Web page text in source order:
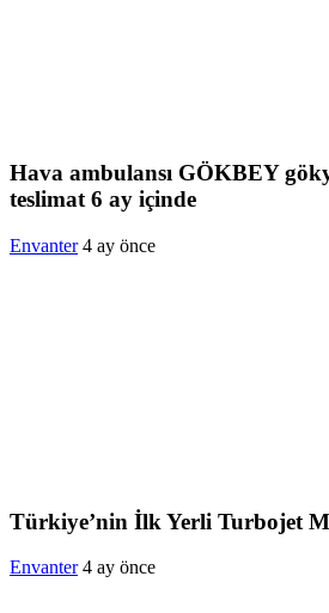
Hava ambulansı GÖKBEY
teslimat 6 ay içinde
Envanter 4 ay önce
Türkiye’nin İlk Yerli Turbojet
Envanter 4 ay önce